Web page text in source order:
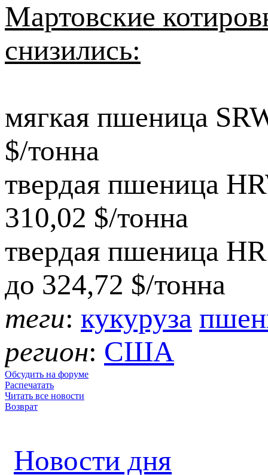
Мартовские
снизились:
мягкая пшеница
$/тонна
твердая пшеница
310,02 $/тонна
твердая пшеница
до 324,72 $/тонна
теги: кукуруза
регион: США
Обсудить на форуме
Распечатать
Читать все новости
Возврат
Новости дня